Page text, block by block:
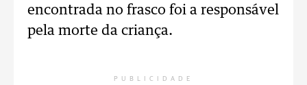
encontrada no frasco foi a responsável
pela morte da criança.
PUBLICIDADE